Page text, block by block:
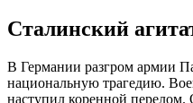
Сталинский
В Германии разгром армии
национальную трагедию.
наступил коренной перелом.